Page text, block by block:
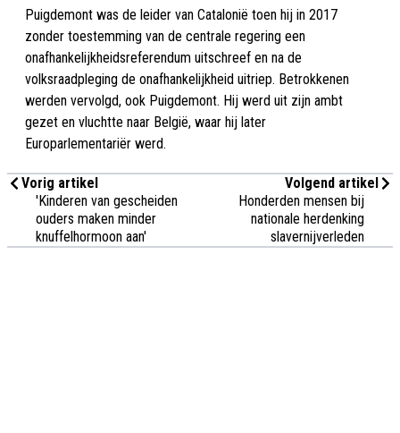
Puigdemont was de leider van Catalonië toen hij in 2017
zonder toestemming van de centrale regering een
onafhankelijkheidsreferendum uitschreef en na de
volksraadpleging de onafhankelijkheid uitriep. Betrokkenen
werden vervolgd, ook Puigdemont. Hij werd uit zijn ambt
gezet en vluchtte naar België, waar hij later
Europarlementariër werd.
Vorig artikel
'Kinderen van gescheiden
ouders maken minder
knuffelhormoon aan'
Volgend artikel
Honderden mensen bij
nationale herdenking
slavernijverleden